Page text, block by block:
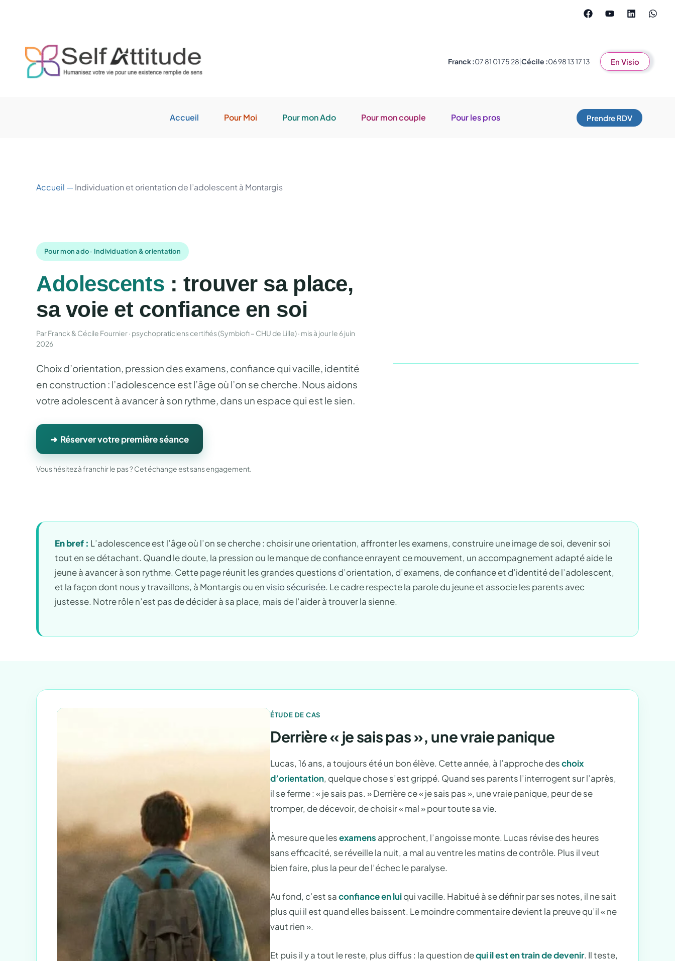
Franck :07 81 01 75 28|Cécile :06 98 13 17 13 En Visio
Accueil Pour Moi Pour mon Ado Pour mon couple Pour les pros Prendre RDV
Accueil —Individuation et orientation de l’adolescent à Montargis
Pour mon ado · Individuation & orientation
Adolescents : trouver sa place,
sa voie et confiance en soi
Par Franck & Cécile Fournier · psychopraticiens certifiés (Symbiofi – CHU de Lille) · mis à jour le 6 juin
2026
Choix d’orientation, pression des examens, confiance qui vacille, identité
en construction : l’adolescence est l’âge où l’on se cherche. Nous aidons
votre adolescent à avancer à son rythme, dans un espace qui est le sien.
➜ Réserver votre première séance
Vous hésitez à franchir le pas ? Cet échange est sans engagement.
En bref : L’adolescence est l’âge où l’on se cherche : choisir une orientation, affronter les examens, construire une image de soi, devenir soi
tout en se détachant. Quand le doute, la pression ou le manque de confiance enrayent ce mouvement, un accompagnement adapté aide le
jeune à avancer à son rythme. Cette page réunit les grandes questions d’orientation, d’examens, de confiance et d’identité de l’adolescent,
et la façon dont nous y travaillons, à Montargis ou envisio sécurisée. Le cadre respecte la parole du jeune et associe les parents avec
justesse. Notre rôle n’est pas de décider à sa place, mais de l’aider à trouver la sienne.
ÉTUDE DE CAS
Derrière « je sais pas », une vraie panique
Lucas, 16 ans, a toujours été un bon élève. Cette année, à l’approche deschoix
d’orientation, quelque chose s’est grippé. Quand ses parents l’interrogent sur l’après,
il se ferme : « je sais pas. » Derrière ce « je sais pas », une vraie panique, peur de se
tromper, de décevoir, de choisir « mal » pour toute sa vie.
À mesure que lesexamens approchent, l’angoisse monte. Lucas révise des heures
sans efficacité, se réveille la nuit, a mal au ventre les matins de contrôle. Plus il veut
bien faire, plus la peur de l’échec le paralyse.
Au fond, c’est saconfiance en luiqui vacille. Habitué à se définir par ses notes, il ne sait
plus qui il est quand elles baissent. Le moindre commentaire devient la preuve qu’il « ne
vaut rien ».
Et puis il y a tout le reste, plus diffus : la question dequi il est en train de devenir. Il teste,